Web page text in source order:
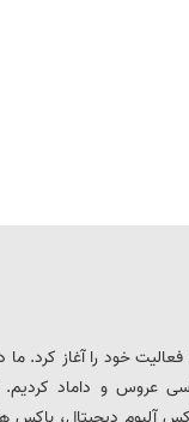
آدونیس، در آبان ماه سال 1393 فعالیت
عروس و داماد